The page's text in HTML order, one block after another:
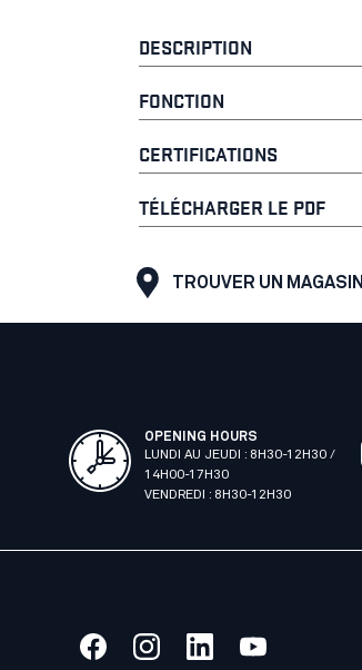
DESCRIPTION
FONCTION
CERTIFICATIONS
TÉLÉCHARGER LE PDF
TROUVER UN MAGASIN
OPENING HOURS
LUNDI AU JEUDI : 8H30-12H30 /
14H00-17H30
VENDREDI : 8H30-12H30